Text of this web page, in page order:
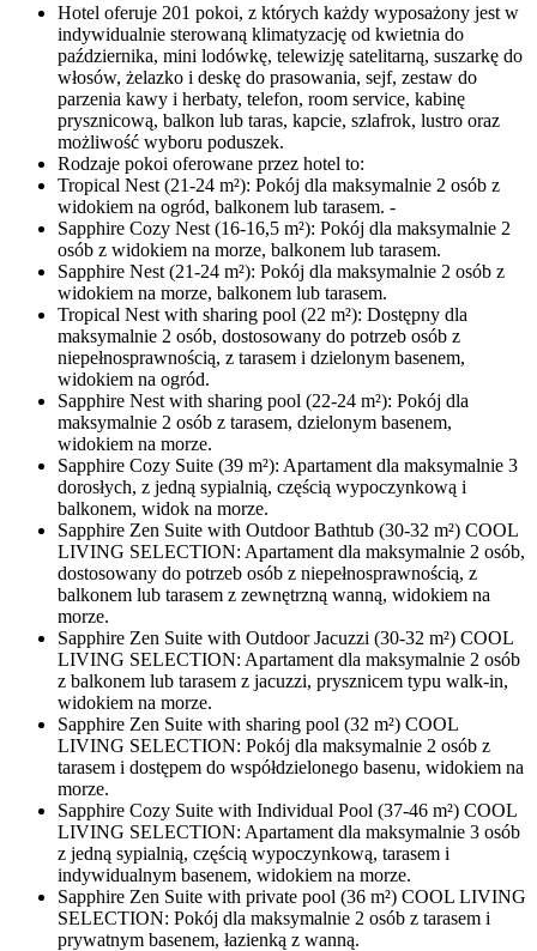
Hotel oferuje 201 pokoi, z których każdy wyposażony jest w
indywidualnie sterowaną klimatyzację od kwietnia do
października, mini lodówkę, telewizję satelitarną, suszarkę do
włosów, żelazko i deskę do prasowania, sejf, zestaw do
parzenia kawy i herbaty, telefon, room service, kabinę
prysznicową, balkon lub taras, kapcie, szlafrok, lustro oraz
możliwość wyboru poduszek.
Rodzaje pokoi oferowane przez hotel to:
Tropical Nest (21-24 m²): Pokój dla maksymalnie 2 osób z
widokiem na ogród, balkonem lub tarasem. -
Sapphire Cozy Nest (16-16,5 m²): Pokój dla maksymalnie 2
osób z widokiem na morze, balkonem lub tarasem.
Sapphire Nest (21-24 m²): Pokój dla maksymalnie 2 osób z
widokiem na morze, balkonem lub tarasem.
Tropical Nest with sharing pool (22 m²): Dostępny dla
maksymalnie 2 osób, dostosowany do potrzeb osób z
niepełnosprawnością, z tarasem i dzielonym basenem,
widokiem na ogród.
Sapphire Nest with sharing pool (22-24 m²): Pokój dla
maksymalnie 2 osób z tarasem, dzielonym basenem,
widokiem na morze.
Sapphire Cozy Suite (39 m²): Apartament dla maksymalnie 3
dorosłych, z jedną sypialnią, częścią wypoczynkową i
balkonem, widok na morze.
Sapphire Zen Suite with Outdoor Bathtub (30-32 m²) COOL
LIVING SELECTION: Apartament dla maksymalnie 2 osób,
dostosowany do potrzeb osób z niepełnosprawnością, z
balkonem lub tarasem z zewnętrzną wanną, widokiem na
morze.
Sapphire Zen Suite with Outdoor Jacuzzi (30-32 m²) COOL
LIVING SELECTION: Apartament dla maksymalnie 2 osób
z balkonem lub tarasem z jacuzzi, prysznicem typu walk-in,
widokiem na morze.
Sapphire Zen Suite with sharing pool (32 m²) COOL
LIVING SELECTION: Pokój dla maksymalnie 2 osób z
tarasem i dostępem do współdzielonego basenu, widokiem na
morze.
Sapphire Cozy Suite with Individual Pool (37-46 m²) COOL
LIVING SELECTION: Apartament dla maksymalnie 3 osób
z jedną sypialnią, częścią wypoczynkową, tarasem i
indywidualnym basenem, widokiem na morze.
Sapphire Zen Suite with private pool (36 m²) COOL LIVING
SELECTION: Pokój dla maksymalnie 2 osób z tarasem i
prywatnym basenem, łazienką z wanną.